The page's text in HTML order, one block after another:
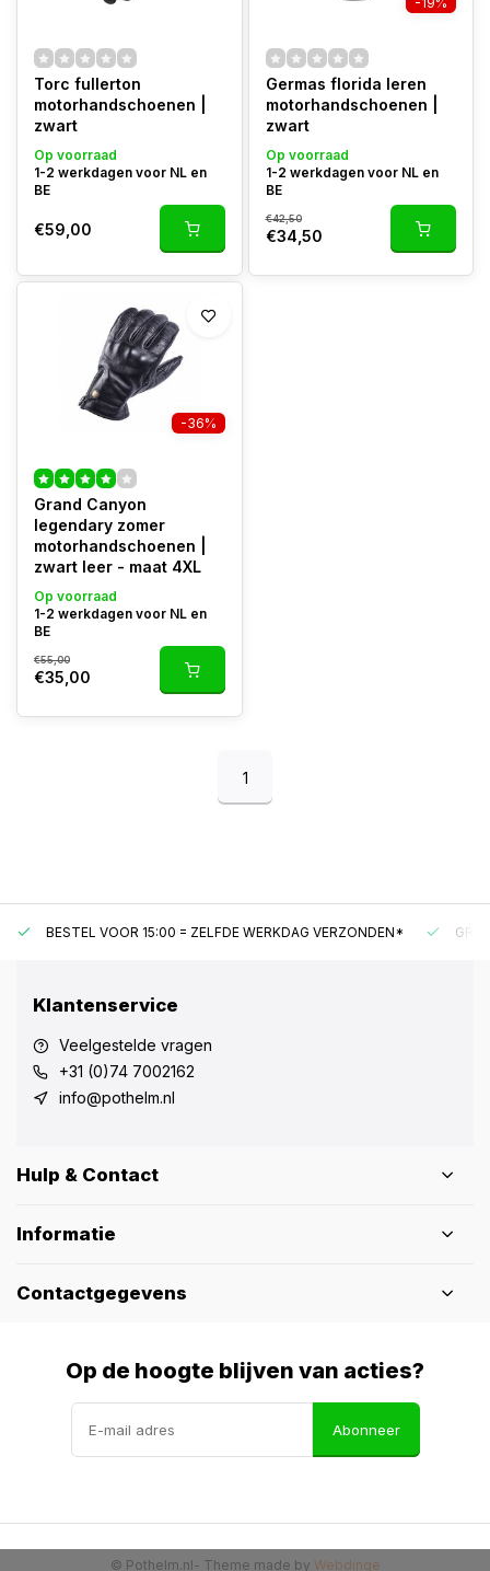
Torc fullerton
motorhandschoenen |
zwart
Op voorraad
1-2 werkdagen voor NL en
BE
€59,00
Germas florida leren
motorhandschoenen |
zwart
Op voorraad
1-2 werkdagen voor NL en
BE
€42,50
€34,50
-36%
Grand Canyon
legendary zomer
motorhandschoenen |
zwart leer - maat 4XL
Op voorraad
1-2 werkdagen voor NL en
BE
€55,00
€35,00
1
BESTEL VOOR 15:00 = ZELFDE WERKDAG VERZONDEN*
Klantenservice
Veelgestelde vragen
+31 (0)74 7002162
info@pothelm.nl
Hulp & Contact
Informatie
Contactgegevens
Op de hoogte blijven van acties?
Abonneer
© Pothelm.nl- Theme made by Webdinge